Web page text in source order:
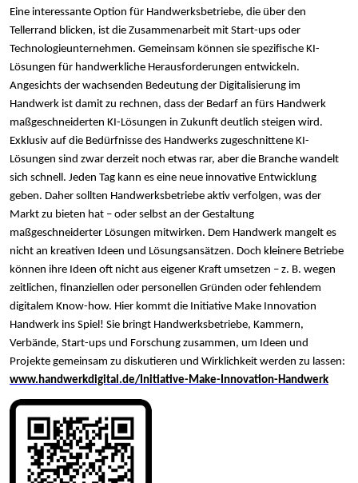
Eine interessante Option für Handwerksbetriebe, die über den
Tellerrand blicken, ist die Zusammenarbeit mit Start-ups oder
Technologieunternehmen. Gemeinsam können sie spezifische KI-
Lösungen für handwerkliche Herausforderungen entwickeln.
Angesichts der wachsenden Bedeutung der Digitalisierung im
Handwerk ist damit zu rechnen, dass der Bedarf an fürs Handwerk
maßgeschneiderten KI-Lösungen in Zukunft deutlich steigen wird.
Exklusiv auf die Bedürfnisse des Handwerks zugeschnittene KI-
Lösungen sind zwar derzeit noch etwas rar, aber die Branche wandelt
sich schnell. Jeden Tag kann es eine neue innovative Entwicklung
geben. Daher sollten Handwerksbetriebe aktiv verfolgen, was der
Markt zu bieten hat – oder selbst an der Gestaltung
maßgeschneiderter Lösungen mitwirken. Dem Handwerk mangelt es
nicht an kreativen Ideen und Lösungsansätzen. Doch kleinere Betriebe
können ihre Ideen oft nicht aus eigener Kraft umsetzen – z. B. wegen
zeitlichen, finanziellen oder personellen Gründen oder fehlendem
digitalem Know-how. Hier kommt die Initiative Make Innovation
Handwerk ins Spiel! Sie bringt Handwerksbetriebe, Kammern,
Verbände, Start-ups und Forschung zusammen, um Ideen und
Projekte gemeinsam zu diskutieren und Wirklichkeit werden zu lassen:
www.handwerkdigital.de/Initiative-Make-Innovation-Handwerk